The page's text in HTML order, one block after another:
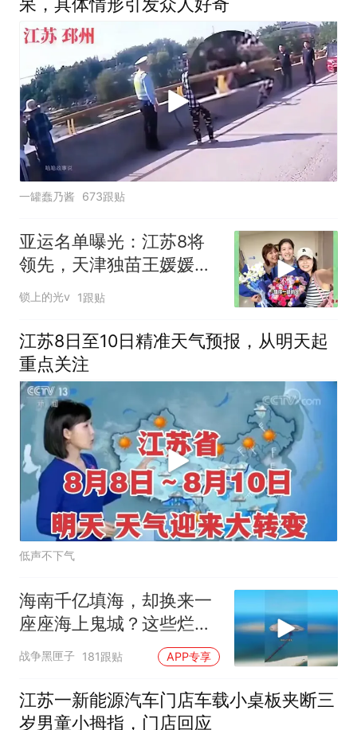
呆，具体情形引发众人好奇
一罐蠢乃酱 673跟贴
亚运名单曝光：江苏8将
领先，天津独苗王媛媛独
当一面
锁上的光v 1跟贴
江苏8日至10日精准天气预报，从明天起
重点关注
低声不下气
海南千亿填海，却换来一
座座海上鬼城？这些烂摊
子未来该何去何从
战争黑匣子 181跟贴 APP专享
江苏一新能源汽车门店车载小桌板夹断三
岁男童小拇指，门店回应